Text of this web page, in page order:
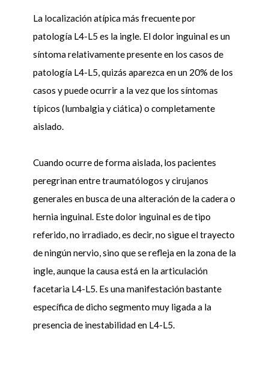
La localización atípica más frecuente por
patología L4-L5 es la ingle. El dolor inguinal es un
síntoma relativamente presente en los casos de
patología L4-L5, quizás aparezca en un 20% de los
casos y puede ocurrir a la vez que los síntomas
típicos (lumbalgia y ciática) o completamente
aislado.
Cuando ocurre de forma aislada, los pacientes
peregrinan entre traumatólogos y cirujanos
generales en busca de una alteración de la cadera o
hernia inguinal. Este dolor inguinal es de tipo
referido, no irradiado, es decir, no sigue el trayecto
de ningún nervio, sino que se refleja en la zona de la
ingle, aunque la causa está en la articulación
facetaria L4-L5. Es una manifestación bastante
específica de dicho segmento muy ligada a la
presencia de inestabilidad en L4-L5.